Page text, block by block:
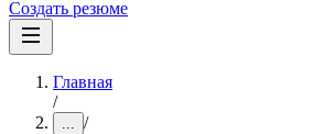
Создать резюме
Главная
/
... /